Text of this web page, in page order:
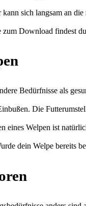
sich langsam an
Download findest du
Bedürfnisse als
Die
eines Welpen ist
dein Welpe bereits